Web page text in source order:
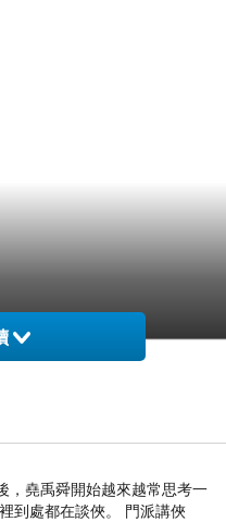
，堯禹舜開始越來越常思考一
到處都在談俠。 門派講俠